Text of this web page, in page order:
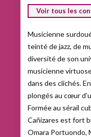
Voir tous les
Musicienne
teinté de jazz, de
diversité de son
musicienne
dans des clichés.
plongés au cœur
Formée au sérail
Cañizares est fort
Omara Portuondo,